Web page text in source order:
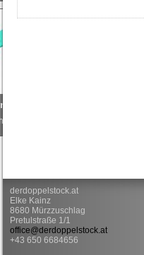
derdoppelstock.at
Elke Kainz
8680 Mürzzuschlag
Pretulstraße 1/1
office@derdoppelstock.at
+43 650 6684656